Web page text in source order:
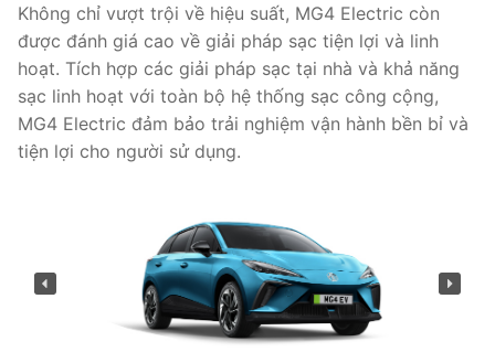
Không chỉ vượt trội về hiệu suất, MG4 Electric còn
được đánh giá cao về giải pháp sạc tiện lợi và linh
hoạt. Tích hợp các giải pháp sạc tại nhà và khả năng
sạc linh hoạt với toàn bộ hệ thống sạc công cộng,
MG4 Electric đảm bảo trải nghiệm vận hành bền bỉ và
tiện lợi cho người sử dụng.